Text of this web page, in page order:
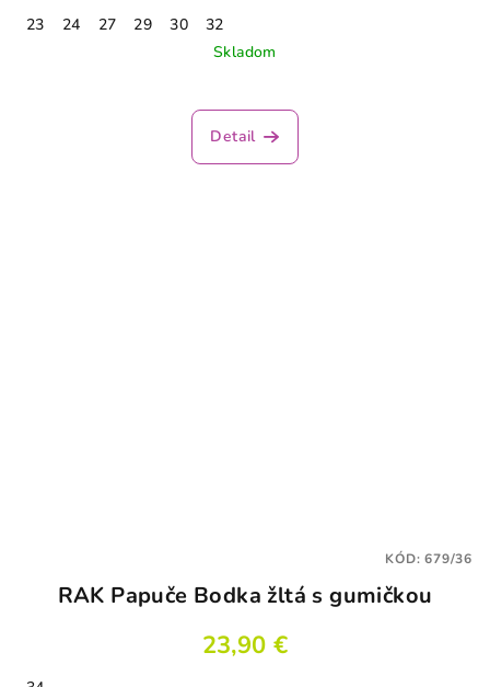
23 24 27 29 30
32
Skladom
Detail
RAK Papuče Bodka žltá s gumičkou
23,90 €
KÓD:679/36